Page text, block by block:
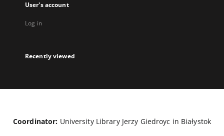
User's account
Log in
Recently viewed
Coordinator: University Library Jerzy Giedroyc in Białystok